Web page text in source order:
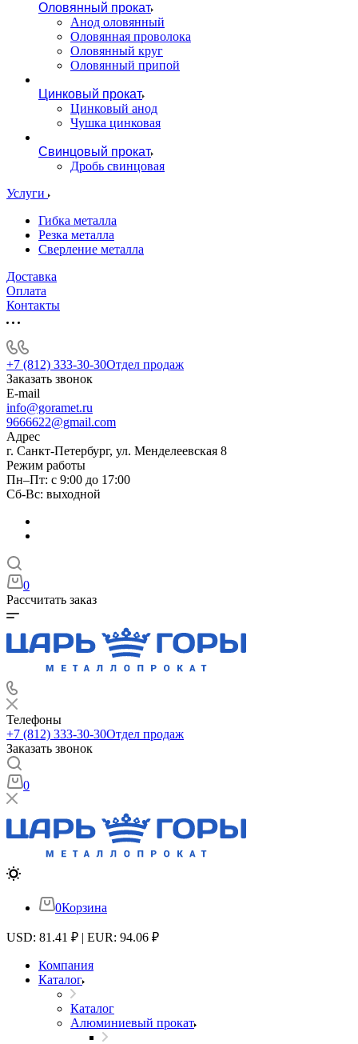
Оловянный прокат
Анод оловянный
Оловянная проволока
Оловянный круг
Оловянный припой
Цинковый прокат
Цинковый анод
Чушка цинковая
Свинцовый прокат
Дробь свинцовая
Услуги
Гибка металла
Резка металла
Сверление металла
Доставка
Оплата
Контакты
+7 (812) 333-30-30Отдел продаж
Заказать звонок
E-mail
info@goramet.ru
9666622@gmail.com
Адрес
г. Санкт-Петербург, ул. Менделеевская 8
Режим работы
Пн–Пт: с 9:00 до 17:00
Сб-Вс: выходной
0
Рассчитать заказ
Телефоны
+7 (812) 333-30-30Отдел продаж
Заказать звонок
0
0Корзина
USD: 81.41 ₽ | EUR: 94.06 ₽
Компания
Каталог
Каталог
Алюминиевый прокат